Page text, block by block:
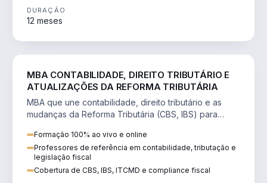
DURAÇÃO
12 meses
MBA CONTABILIDADE, DIREITO TRIBUTÁRIO E
ATUALIZAÇÕES DA REFORMA TRIBUTÁRIA
MBA que une contabilidade, direito tributário e as
mudanças da Reforma Tributária (CBS, IBS) para
Formação 100% ao vivo e online
Professores de referência em contabilidade, tributação e
legislação fiscal
Cobertura de CBS, IBS, ITCMD e compliance fiscal